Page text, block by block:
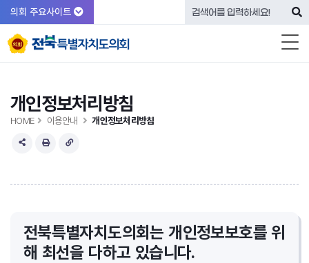
의회 주요사이트
개인정보처리방침
HOME 이용안내 개인정보처리방침
전북특별자치도의회는 개인정보보호를 위
해 최선을 다하고 있습니다.